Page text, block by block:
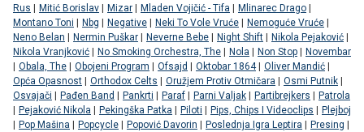
Rus | Mitić Borislav | Mizar | Mladen Vojičić - Tifa | Mlinarec Drago |
Montano Toni | Nbg | Negative | Neki To Vole Vruće | Nemoguće Vruće |
Neno Belan | Nermin Puškar | Neverne Bebe | Night Shift | Nikola Pejaković |
Nikola Vranjković | No Smoking Orchestra, The | Nola | Non Stop | Novembar
| Obala, The | Obojeni Program | Ofsajd | Oktobar 1864| Oliver Mandić |
Opća Opasnost | Orthodox Celts | Oružjem Protiv Otmičara | Osmi Putnik |
Osvajači | Pađen Band | Pankrti | Paraf | Parni Valjak | Partibrejkers | Patrola
| Pejaković Nikola | Pekingška Patka | Piloti | Pips, Chips I Videoclips | Plejboj
| Pop Mašina | Popcycle | Popović Davorin | Poslednja Igra Leptira | Presing |